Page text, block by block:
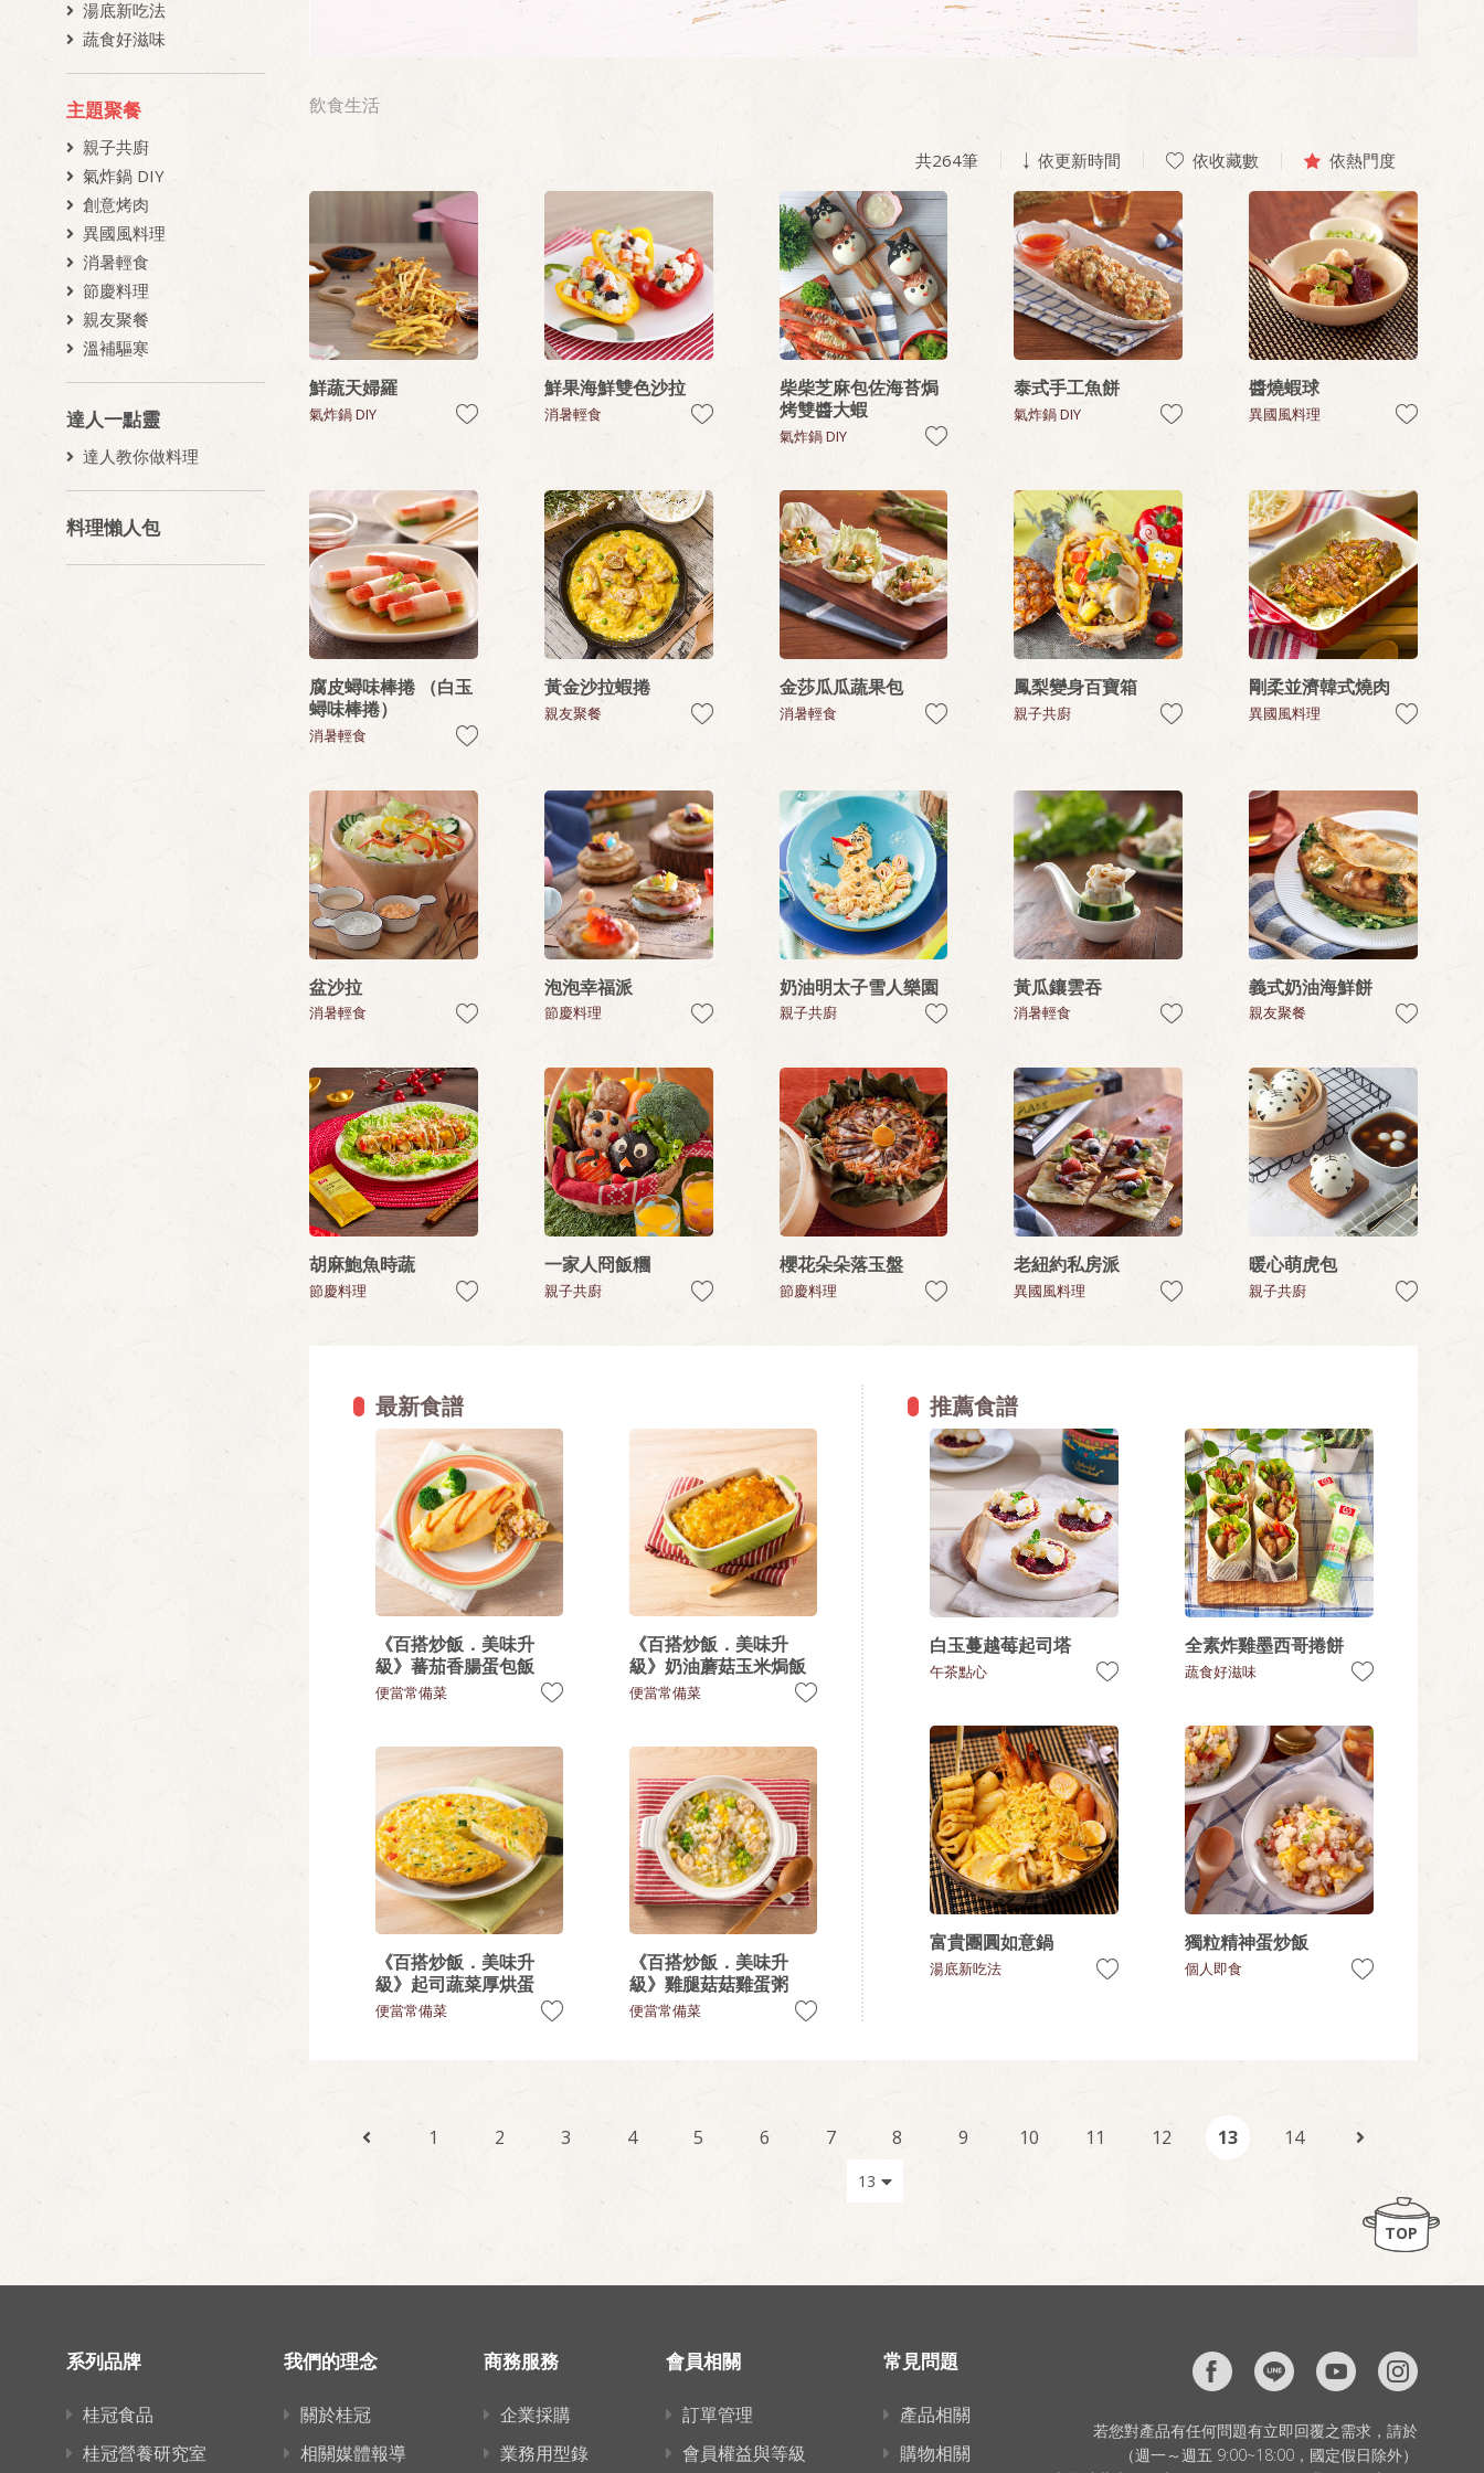
湯底新吃法
蔬食好滋味
主題聚餐
親子共廚
氣炸鍋 DIY
創意烤肉
異國風料理
消暑輕食
節慶料理
親友聚餐
溫補驅寒
達人一點靈
達人教你做料理
料理懶人包
飲食生活
共264筆 依更新時間 依收藏數 依熱門度
鮮蔬天婦羅
氣炸鍋 DIY
鮮果海鮮雙色沙拉
消暑輕食
柴柴芝麻包佐海苔焗
烤雙醬大蝦
氣炸鍋 DIY
泰式手工魚餅
氣炸鍋 DIY
醬燒蝦球
異國風料理
腐皮蟳味棒捲 （白玉
蟳味棒捲）
消暑輕食
黃金沙拉蝦捲
親友聚餐
金莎瓜瓜蔬果包
消暑輕食
鳳梨變身百寶箱
親子共廚
剛柔並濟韓式燒肉
異國風料理
盆沙拉
消暑輕食
泡泡幸福派
節慶料理
奶油明太子雪人樂園
親子共廚
黃瓜鑲雲吞
消暑輕食
義式奶油海鮮餅
親友聚餐
胡麻鮑魚時蔬
節慶料理
一家人冏飯糰
親子共廚
櫻花朵朵落玉盤
節慶料理
老紐約私房派
異國風料理
暖心萌虎包
親子共廚
最新食譜
《百搭炒飯．美味升
級》蕃茄香腸蛋包飯
便當常備菜
《百搭炒飯．美味升
級》奶油蘑菇玉米焗飯
便當常備菜
《百搭炒飯．美味升
級》起司蔬菜厚烘蛋
便當常備菜
《百搭炒飯．美味升
級》雞腿菇菇雞蛋粥
便當常備菜
推薦食譜
白玉蔓越莓起司塔
午茶點心
全素炸雞墨西哥捲餅
蔬食好滋味
富貴團圓如意鍋
湯底新吃法
獨粒精神蛋炒飯
個人即食
1 2 3 4 5 6 7 8 9 10 11 12 13 14
TOP
系列品牌
桂冠食品
桂冠營養研究室
我們的理念
關於桂冠
相關媒體報導
商務服務
企業採購
業務用型錄
會員相關
訂單管理
會員權益與等級
常見問題
產品相關
購物相關
若您對產品有任何問題有立即回覆之需求，請於
（週一～週五 9:00~18:00，國定假日除外）